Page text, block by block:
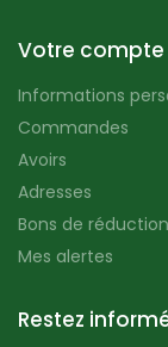
Votre compte
Informations
Commandes
Avoirs
Adresses
Bons de réduction
Mes alertes
Restez